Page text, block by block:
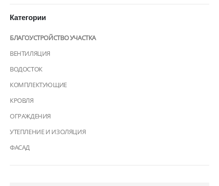
Категории
БЛАГОУСТРОЙСТВО УЧАСТКА
ВЕНТИЛЯЦИЯ
ВОДОСТОК
КОМПЛЕКТУЮЩИЕ
КРОВЛЯ
ОГРАЖДЕНИЯ
УТЕПЛЕНИЕ И ИЗОЛЯЦИЯ
ФАСАД